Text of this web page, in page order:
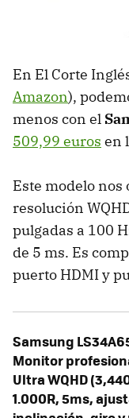
En El Corte
Amazon),
menos con el
509,99 euros en
Este modelo nos
resolución
pulgadas a 100
de 5 ms. Es
puerto HDMI y
Samsung
Monitor
Ultra WQHD
1.000R, 5ms,